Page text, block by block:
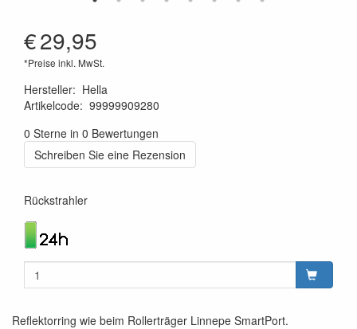
€29,95
*Preise inkl. MwSt.
Hersteller: Hella
Artikelcode: 99999909280
0 Sterne in 0 Bewertungen
Schreiben Sie eine Rezension
Rückstrahler
Reflektorring wie beim Rollerträger Linnepe SmartPort.